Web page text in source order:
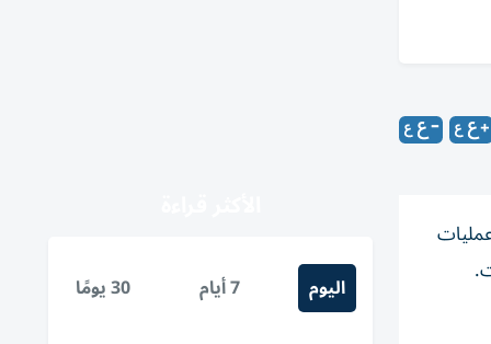
وذلك بعد انتهاء عمليات
اليوم 7 أيام 30 يومًا